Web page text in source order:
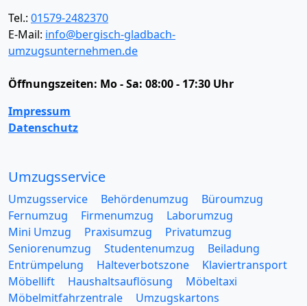
Tel.: 01579-2482370
E-Mail: info@bergisch-gladbach-
umzugsunternehmen.de
Öffnungszeiten: Mo - Sa: 08:00 - 17:30 Uhr
Impressum
Datenschutz
Umzugsservice
Umzugsservice Behördenumzug
Büroumzug
Fernumzug
Firmenumzug
Laborumzug
Mini Umzug
Praxisumzug
Privatumzug
Seniorenumzug
Studentenumzug
Beiladung
Entrümpelung
Halteverbotszone
Klaviertransport
Möbellift
Haushaltsauflösung
Möbeltaxi
Möbelmitfahrzentrale
Umzugskartons